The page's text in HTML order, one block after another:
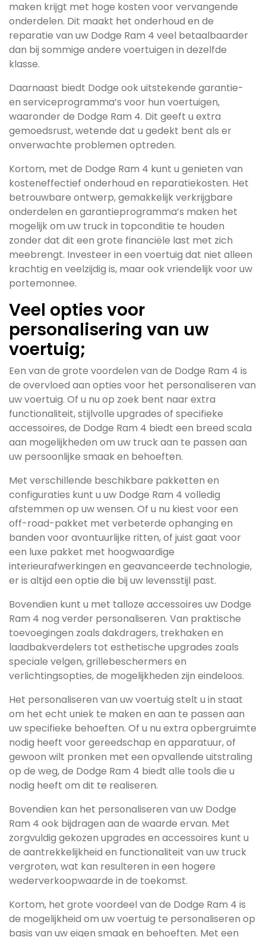
maken krijgt met hoge kosten voor vervangende
onderdelen. Dit maakt het onderhoud en de
reparatie van uw Dodge Ram 4 veel betaalbaarder
dan bij sommige andere voertuigen in dezelfde
klasse.
Daarnaast biedt Dodge ook uitstekende garantie-
en serviceprogramma’s voor hun voertuigen,
waaronder de Dodge Ram 4. Dit geeft u extra
gemoedsrust, wetende dat u gedekt bent als er
onverwachte problemen optreden.
Kortom, met de Dodge Ram 4 kunt u genieten van
kosteneffectief onderhoud en reparatiekosten. Het
betrouwbare ontwerp, gemakkelijk verkrijgbare
onderdelen en garantieprogramma’s maken het
mogelijk om uw truck in topconditie te houden
zonder dat dit een grote financiële last met zich
meebrengt. Investeer in een voertuig dat niet alleen
krachtig en veelzijdig is, maar ook vriendelijk voor uw
portemonnee.
Veel opties voor
personalisering van uw
voertuig;
Een van de grote voordelen van de Dodge Ram 4 is
de overvloed aan opties voor het personaliseren van
uw voertuig. Of u nu op zoek bent naar extra
functionaliteit, stijlvolle upgrades of specifieke
accessoires, de Dodge Ram 4 biedt een breed scala
aan mogelijkheden om uw truck aan te passen aan
uw persoonlijke smaak en behoeften.
Met verschillende beschikbare pakketten en
configuraties kunt u uw Dodge Ram 4 volledig
afstemmen op uw wensen. Of u nu kiest voor een
off-road-pakket met verbeterde ophanging en
banden voor avontuurlijke ritten, of juist gaat voor
een luxe pakket met hoogwaardige
interieurafwerkingen en geavanceerde technologie,
er is altijd een optie die bij uw levensstijl past.
Bovendien kunt u met talloze accessoires uw Dodge
Ram 4 nog verder personaliseren. Van praktische
toevoegingen zoals dakdragers, trekhaken en
laadbakverdelers tot esthetische upgrades zoals
speciale velgen, grillebeschermers en
verlichtingsopties, de mogelijkheden zijn eindeloos.
Het personaliseren van uw voertuig stelt u in staat
om het echt uniek te maken en aan te passen aan
uw specifieke behoeften. Of u nu extra opbergruimte
nodig heeft voor gereedschap en apparatuur, of
gewoon wilt pronken met een opvallende uitstraling
op de weg, de Dodge Ram 4 biedt alle tools die u
nodig heeft om dit te realiseren.
Bovendien kan het personaliseren van uw Dodge
Ram 4 ook bijdragen aan de waarde ervan. Met
zorgvuldig gekozen upgrades en accessoires kunt u
de aantrekkelijkheid en functionaliteit van uw truck
vergroten, wat kan resulteren in een hogere
wederverkoopwaarde in de toekomst.
Kortom, het grote voordeel van de Dodge Ram 4 is
de mogelijkheid om uw voertuig te personaliseren op
basis van uw eigen smaak en behoeften. Met een